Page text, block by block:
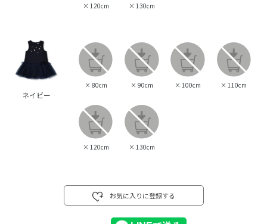
× 120cm × 130cm
ネイビー
× 80cm × 90cm × 100cm × 110cm
× 120cm × 130cm
お気に入りに登録する